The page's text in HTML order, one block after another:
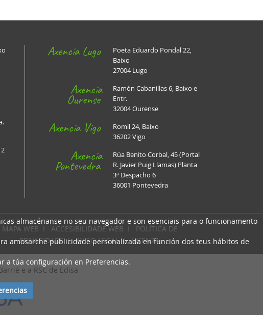
Axencia Lugo
Poeta Eduardo Pondal 22,
Baixo
27004 Lugo
Axencia
Ourense
Ramón Cabanillas 6, Baixo e
Entr.
32004 Ourense
Axencia Vigo
Romil 24, Baixo
36202 Vigo
Axencia
Pontevedra
Rúa Benito Corbal, 45 (Portal
R. Javier Puig Llamas) Planta
3ª Despacho 6
36001 Pontevedra
MAPA WEB I ACCESIBILIDADE WEB I POLÍTICA DE
PRIVACIDADEIAVISO LEGALILICENZA
e a RSC de Edisa
almacénanse no seu navegador e son esenciais para o funcionamento
amosarche publicidade personalizada en función dos teus hábitos de
a túa configuración en Preferencias.